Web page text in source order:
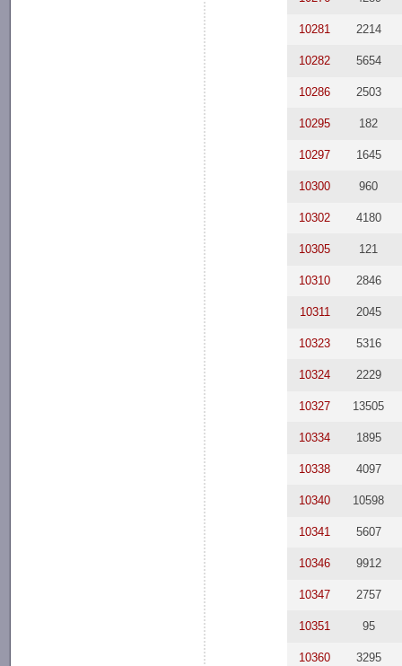
10281 2214
10282 5654
10286 2503
10295 182
10297 1645
10300 960
10302 4180
10305 121
10310 2846
10311 2045
10323 5316
10324 2229
10327 13505
10334 1895
10338 4097
10340 10598
10341 5607
10346 9912
10347 2757
10351 95
10360 3295